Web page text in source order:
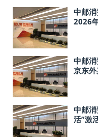
中邮
2026
中邮
京东
中邮
活”激